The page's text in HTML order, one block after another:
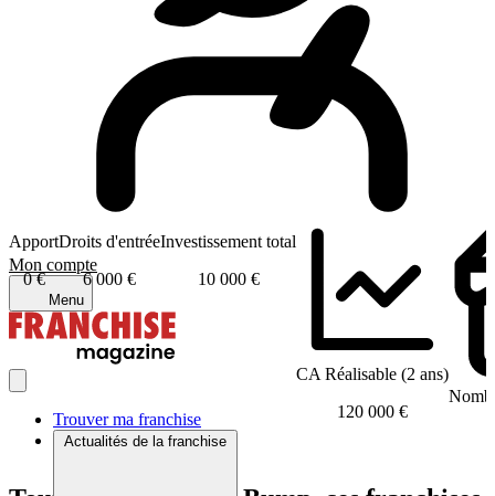
Mon compte
Menu
Trouver ma franchise
Actualités de la franchise
Apport
0 €
Droits d'entrée
6 000 €
Investissement total
10 000 €
CA Réalisable (2 ans)
120 000 €